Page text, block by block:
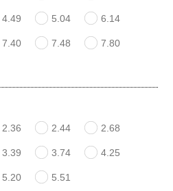
4.49 5.04 6.14
7.40 7.48 7.80
2.36 2.44 2.68
3.39 3.74 4.25
5.20 5.51